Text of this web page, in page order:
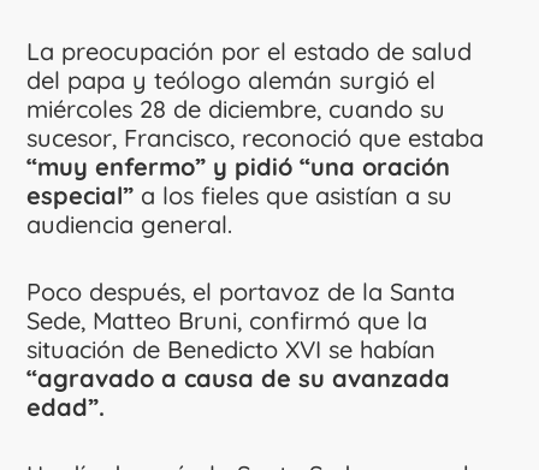
La preocupación por el estado de salud
del papa y teólogo alemán surgió el
miércoles 28 de diciembre, cuando su
sucesor, Francisco, reconoció que estaba
“muy enfermo” y pidió “una oración
especial” a los fieles que asistían a su
audiencia general.
Poco después, el portavoz de la Santa
Sede, Matteo Bruni, confirmó que la
situación de Benedicto XVI se habían
“agravado a causa de su avanzada
edad”.